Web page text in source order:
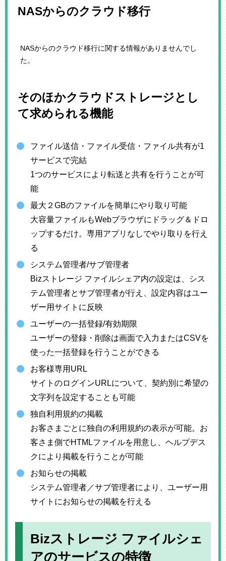
NASからのクラウド移行
NASからのクラウド移行に関する情報がありませんでし
た。
そのほかクラウドストレージとし
て求められる機能
ファイル送信・ファイル受信・ファイル共有が1
サービスで完結
1つのサービスにより転送と共有を行うことが可
能
最大２GBのファイルを簡単にやり取り可能
大容量ファイルもWebブラウザにドラッグ＆ドロ
ップするだけ。専用アプリなしでやり取りを行え
る
システム管理者/サブ管理者
Bizストレージ ファイルシェア内の設定は、シス
テム管理者とサブ管理者が行え、設定内容はユー
ザー用サイトに反映
ユーザーの一括登録/有効期限
ユーザーの登録・削除は画面で入力またはCSVを
使った一括登録を行うことができる
お客様専用URL
サイトのログインURLについて、契約別に希望の
文字列を設定することも可能
独自利用規約の掲載
お客さまごとに独自の利用規約の表示が可能。お
客さま側でHTMLファイルを用意し、ヘルプデス
クにより掲載を行うことが可能
お知らせの掲載
システム管理者／サブ管理者により、ユーザー用
サイトにお知らせの掲載を行える
Bizストレージ ファイルシェ
アのサービスの特徴